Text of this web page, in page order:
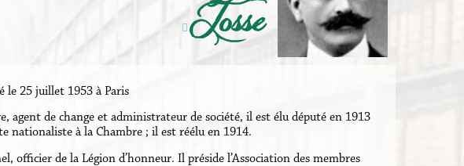
Josse
le 25 juillet 1953 à Paris
de change et administrateur de société, il est élu député en 1913
nationaliste à la Chambre ; il est réélu en 1914.
de la Légion d’honneur. Il préside l’Association des membres